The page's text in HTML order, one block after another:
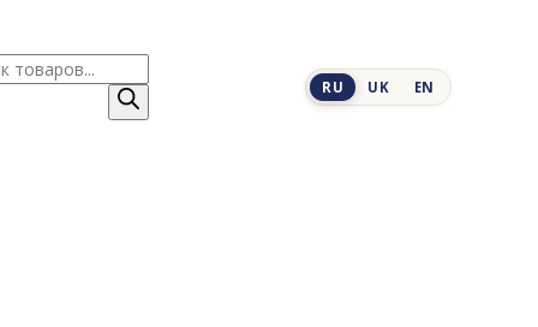
RU UK EN